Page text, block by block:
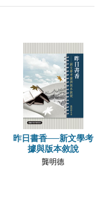
昨日書香──新文學考
據與版本敘說
龔明德